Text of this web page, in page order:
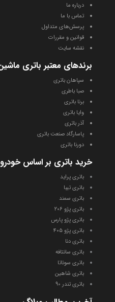
درباره ما
تماس با ما
پرسش‌های متداول
قوانین و مقررات
نقشه سایت
برندهای معتبر باتری
سپاهان باتری
صبا باطری
برنا باتری
وایا باتری
آذر باتری
پاسارگاد صنعت باتری
دورنا باتری
خرید باتری بر اساس خودرو
باتری پراید
باتری تیبا
باتری سمند
باتری پژو ۲۰۶
باتری پژو پارس
باتری پژو ۴ ۰۵
باتری دنا
باتری سانتافه
باتری سوناتا
باتری شاهین
باتری تندر 90